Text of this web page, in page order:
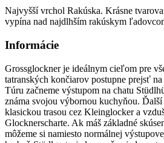
Najvyšší vrchol Rakúska. Krásne
vypína nad najdlhším rakúskym
Informácie
Grossglockner je ideálnym cieľom pre
tatranských končiarov postupne prejsť
Túru začneme výstupom na chatu
známa svojou výbornou kuchyňou.
klasickou trasou cez Kleinglocker a
Glocknerscharte. Ak máš základné
môžeme si namiesto normálnej